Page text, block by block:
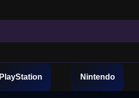
PlayStation Nintendo